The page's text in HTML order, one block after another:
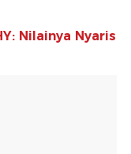
Nilainya Nyaris